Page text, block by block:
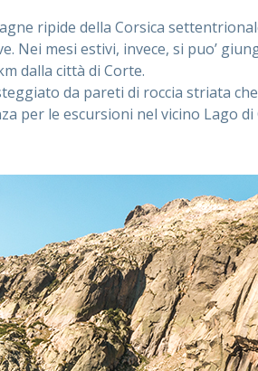
ripide della Corsica
Nei mesi estivi, invece, si puo’
dalla città di Corte.
da pareti di roccia striata
per le escursioni nel vicino Lago